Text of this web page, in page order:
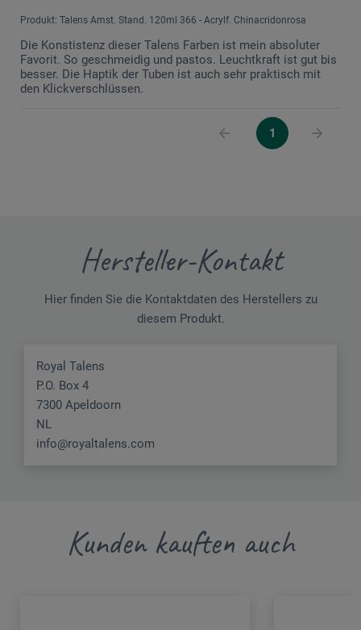
Produkt: Talens Amst. Stand. 120ml 366 - Acrylf. Chinacridonrosa
Die Konstistenz dieser Talens Farben ist mein absoluter
Favorit. So geschmeidig und pastos. Leuchtkraft ist gut bis
besser. Die Haptik der Tuben ist auch sehr praktisch mit
den Klickverschlüssen.
1
Hersteller-Kontakt
Hier finden Sie die Kontaktdaten des Herstellers zu
diesem Produkt.
Royal Talens
P.O. Box 4
7300 Apeldoorn
NL
info@royaltalens.com
Kunden kauften auch